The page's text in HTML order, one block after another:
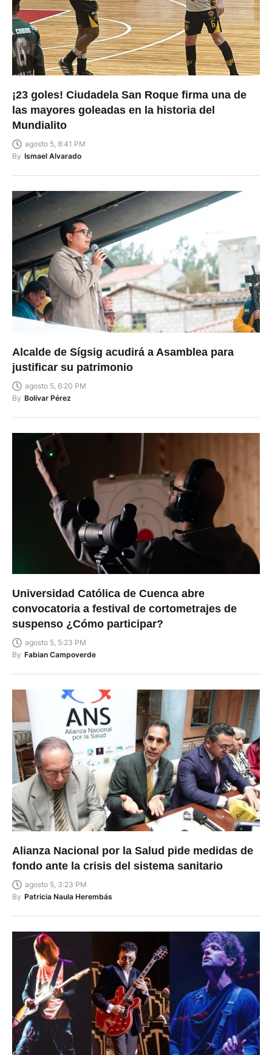
¡23 goles! Ciudadela San Roque firma una de
las mayores goleadas en la historia del
Mundialito
agosto 5, 8:41 PM
By Ismael Alvarado
Alcalde de Sígsig acudirá a Asamblea para
justificar su patrimonio
agosto 5, 6:20 PM
By Bolívar Pérez
Universidad Católica de Cuenca abre
convocatoria a festival de cortometrajes de
suspenso ¿Cómo participar?
agosto 5, 5:23 PM
By Fabian Campoverde
Alianza Nacional por la Salud pide medidas de
fondo ante la crisis del sistema sanitario
agosto 5, 3:23 PM
By Patricia Naula Herembás